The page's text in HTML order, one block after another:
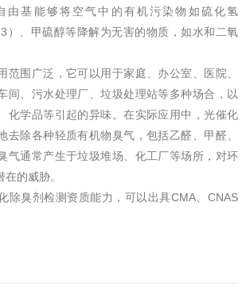
由基能够将空气中的有机污染物如硫化氢
）、甲硫醇等降解为无害的物质，如水和二氧
范围广泛，它可以用于家庭、办公室、医院、
间、污水处理厂、垃圾处理站等多种场合，以
化学品等引起的异味。在实际应用中，光催化
去除各种轻质有机物臭气，包括乙醛、甲醛、
气通常产生于垃圾堆场、化工厂等场所，对环
的威胁。
除臭剂检测资质能力，可以出具CMA、CNAS